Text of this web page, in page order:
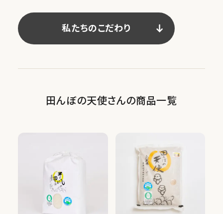
お知らせ
ご利用ガイド
私たちのこだわり
田んぼの天使さんの商品一覧